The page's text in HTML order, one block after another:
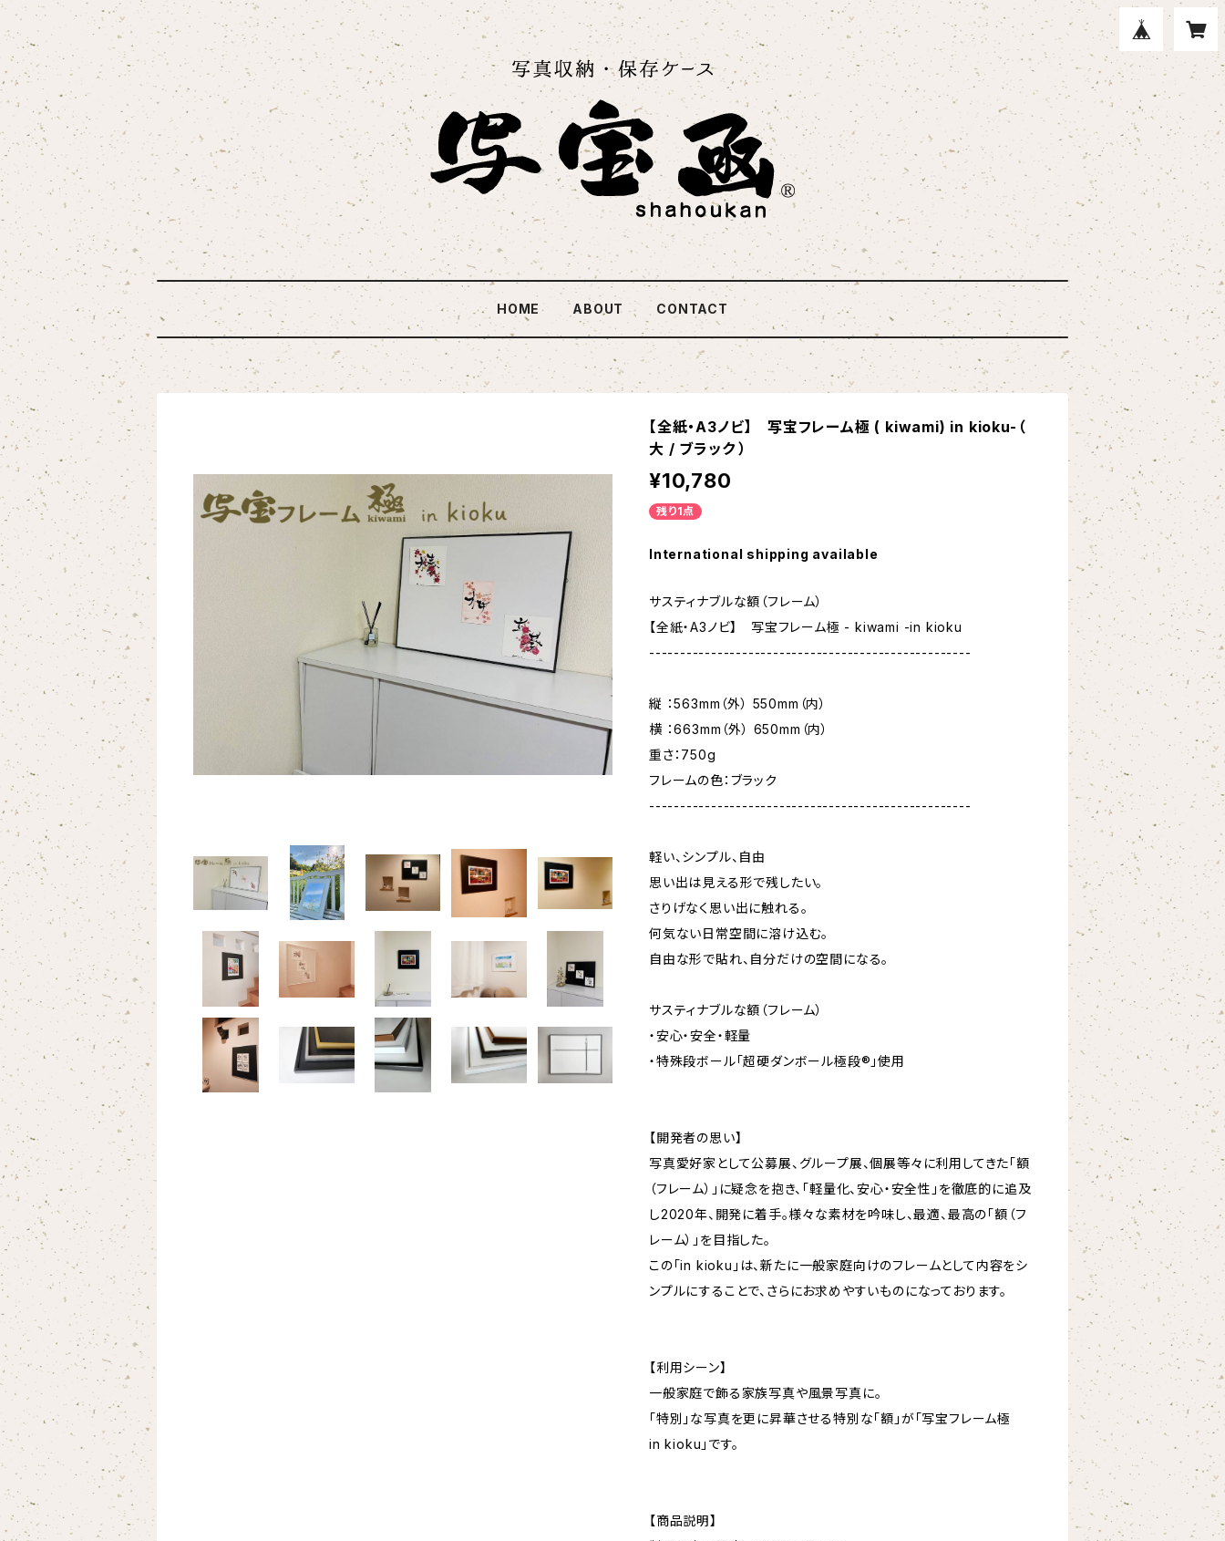
HOME ABOUT CONTACT
【全紙・A3ノビ】 写宝フレーム極 ( kiwami) in kioku-（
大 / ブラック ）
¥10,780
残り1点
International shipping available
サスティナブルな額（フレーム）
【全紙・A3ノビ】 写宝フレーム極 - kiwami -in kioku
----------------------------------------------------
縦 ：563mm（外） 550mm（内）
横 ：663mm（外） 650mm（内）
重さ：750g
フレームの色：ブラック
----------------------------------------------------
軽い、シンプル、自由
思い出は見える形で残したい。
さりげなく思い出に触れる。
何気ない日常空間に溶け込む。
自由な形で貼れ、自分だけの空間になる。
サスティナブルな額（フレーム）
・安心・安全・軽量
・特殊段ボール「超硬ダンボール極段®」使用
【開発者の思い】
写真愛好家として公募展、グループ展、個展等々に利用してきた「額
（フレーム）」に疑念を抱き、「軽量化、安心・安全性」を徹底的に追及
し2020年、開発に着手。様々な素材を吟味し、最適、最高の「額（フ
レーム）」を目指した。
この「in kioku」は、新たに一般家庭向けのフレームとして内容をシ
ンプルにすることで、さらにお求めやすいものになっております。
【利用シーン】
一般家庭で飾る家族写真や風景写真に。
「特別」な写真を更に昇華させる特別な「額」が「写宝フレーム極
in kioku」です。
【商品説明】